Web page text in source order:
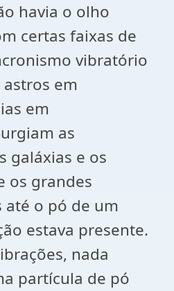
havia o olho
certas faixas de
vibratório
em
em
as
galáxias e os
os grandes
o pó de um
estava presente.
nada
partícula de pó